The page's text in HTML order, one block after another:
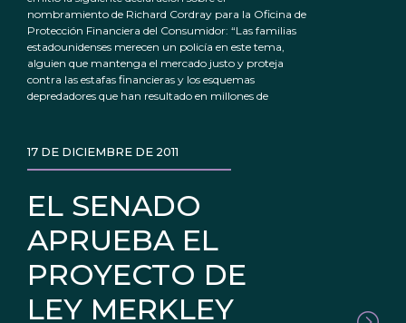
nombramiento de Richard Cordray para la Oficina de
Protección Financiera del Consumidor: “Las familias
estadounidenses merecen un policía en este tema,
alguien que mantenga el mercado justo y proteja
contra las estafas financieras y los esquemas
depredadores que han resultado en millones de
EL SENADO
APRUEBA EL
PROYECTO DE
LEY MERKLEY
17 DE DICIEMBRE DE 2011